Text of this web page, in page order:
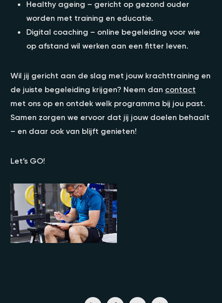
Healthy ageing – gericht op gezond ouder
worden met training en educatie.
Digital coaching – online begeleiding voor wie
op afstand wil werken aan een fitter leven.
Wil jij gericht aan de slag met jouw krachttraining en
de juiste begeleiding krijgen? Neem dan contact
met ons op en ontdek welk programma bij jou past.
Samen zorgen we ervoor dat jij jouw doelen behaalt
– en daar ook van blijft genieten!
Let’s GO!